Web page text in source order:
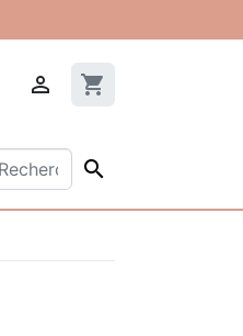
 shopping_cart
